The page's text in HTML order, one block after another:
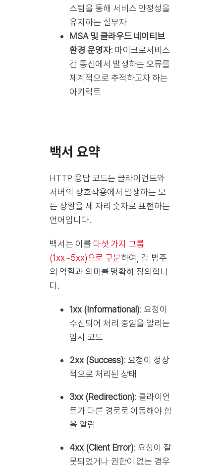
스템을 통해 서비스 안정성을
유지하는 실무자
MSA 및 클라우드 네이티브
환경 운영자: 마이크로서비스
간 통신에서 발생하는 오류를
체계적으로 추적하고자 하는
아키텍트
백서 요약
HTTP 응답 코드는 클라이언트와
서버의 상호작용에서 발생하는 모
든 상황을 세 자리 숫자로 표현하는
언어입니다.
백서는 이를 다섯 가지 그룹
(1xx~5xx)으로 구분하여, 각 범주
의 역할과 의미를 명확히 정의합니
다.
1xx (Informational): 요청이
수신되어 처리 중임을 알리는
임시 코드
2xx (Success): 요청이 정상
적으로 처리된 상태
3xx (Redirection): 클라이언
트가 다른 경로로 이동해야 함
을 알림
4xx (Client Error): 요청이 잘
못되었거나 권한이 없는 경우